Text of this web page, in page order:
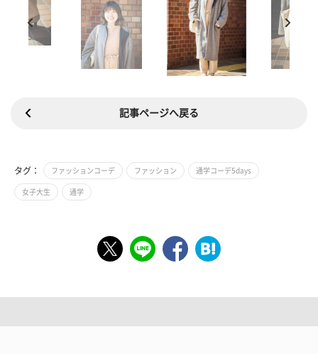
記事ページへ戻る
タグ： ファッションコーデ ファッション 通学コーデ5days
女子大生 通学